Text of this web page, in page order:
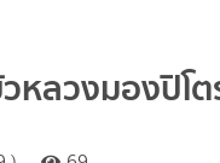
หลวงมองปิโ